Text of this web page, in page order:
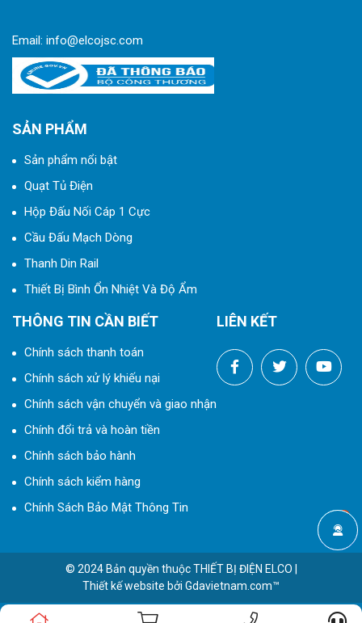
Email: info@elcojsc.com
SẢN PHẨM
Sản phẩm nổi bật
Quạt Tủ Điện
Hộp Đấu Nối Cáp 1 Cực
Cầu Đấu Mạch Dòng
Thanh Din Rail
Thiết Bị Bình Ổn Nhiệt Và Độ Ẩm
THÔNG TIN CẦN BIẾT
Chính sách thanh toán
Chính sách xử lý khiếu nại
Chính sách vận chuyển và giao nhận
Chính đổi trả và hoàn tiền
Chính sách bảo hành
Chính sách kiểm hàng
Chính Sách Bảo Mật Thông Tin
LIÊN KẾT
© 2024 Bản quyền thuộcTHIẾT BỊ ĐIỆN ELCO
Thiết kế website bởi Gdavietnam.com™